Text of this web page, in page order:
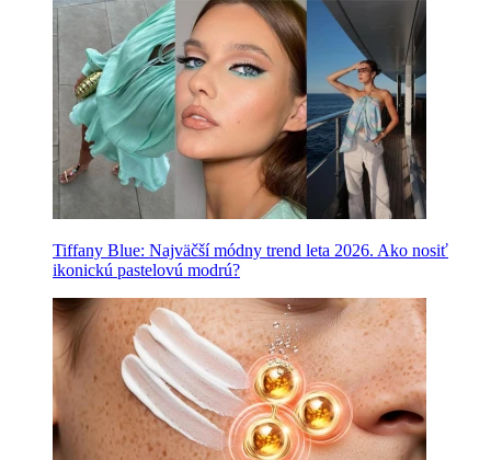
Tiffany Blue: Najväčší módny trend leta 2026. Ako nosiť
ikonickú pastelovú modrú?